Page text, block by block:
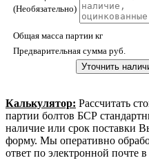
(Необязательно)
Общая масса партии кг
Предварительная сумма руб.
Калькулятор: Рассчитать
партии болтов БСР
наличие или срок поставки
форму. Мы оперативно
ответ по электронной почте